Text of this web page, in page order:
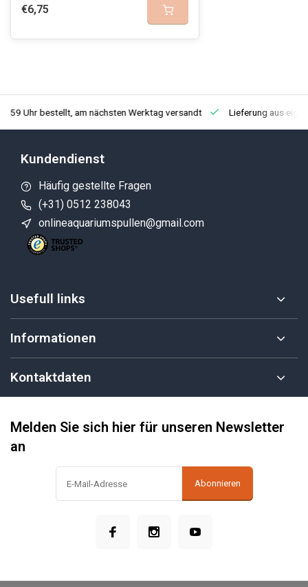
€6,75
Uhr bestellt, am nächsten Werktag versandt Lieferung aus
Kundendienst
Häufig gestellte Fragen
(+31) 0512 238043
onlineaquariumspullen@gmail.com
Usefull links
Informationen
Kontaktdaten
Melden Sie sich hier für unseren Newsletter
an
Abonnieren